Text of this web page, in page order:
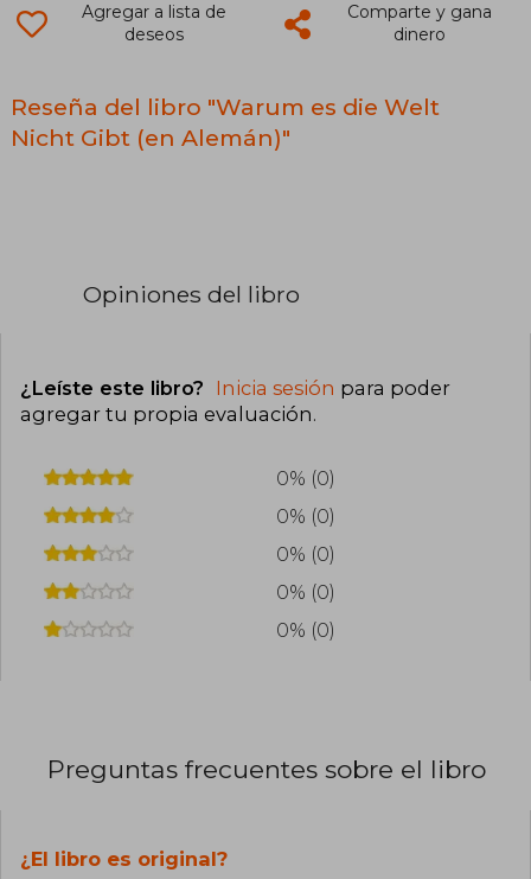
Agregar a lista de
deseos
Comparte y gana
dinero
Reseña del libro "Warum es die Welt
Nicht Gibt (en Alemán)"
Opiniones del libro
¿Leíste este libro? Inicia sesión para poder
agregar tu propia evaluación.
0% (0)
0% (0)
0% (0)
0% (0)
0% (0)
Preguntas frecuentes sobre el libro
¿El libro es original?